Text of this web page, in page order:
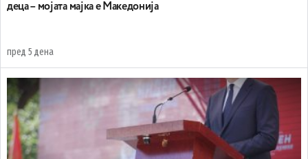
деца – мојата мајка е Македонија
пред 5 дена